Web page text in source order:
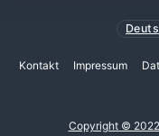
Kontakt Impressum
Copyright ©